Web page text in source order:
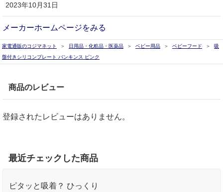
2023年10月31日
メーカーホームページをみる
家電通販のコジマネット 日用品・化粧品・医薬品 ベビー用品 ベビーフード
吸
盤付きシリコンプレート バンキンス ピンク
商品のレビュー
登録されたレビューはありません。
最近チェックした商品
ピタッと吸着？ ひっくり